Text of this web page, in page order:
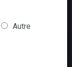
Autre